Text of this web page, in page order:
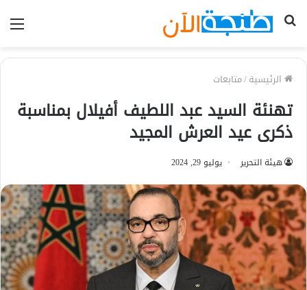
بحث
الرئيسية/متابعات
تهنئة السيد عبد اللطيف أفيلال بمناسبة
ذكرى عيد العرش المجيد
هيئة التحرير يوليو 29, 2024